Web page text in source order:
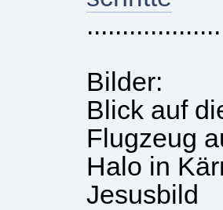
Bilder:
Blick auf
Flugzeug
Halo in
Jesusbild